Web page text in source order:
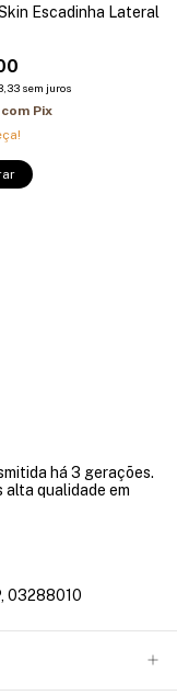
Escadinha Lateral
sem juros
com Pix
há 3 gerações.
alta qualidade em
03288010